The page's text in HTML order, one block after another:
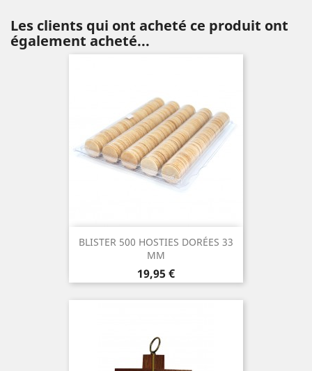
Les clients qui ont acheté ce produit ont
également acheté...
BLISTER 500 HOSTIES DORÉES 33
MM
Prix
19,95 €